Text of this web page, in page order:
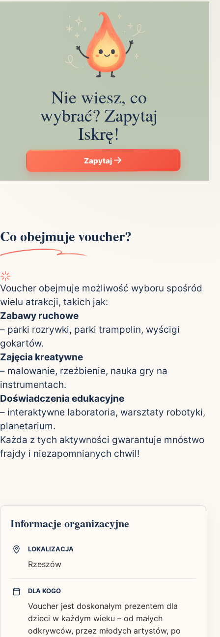
Nie wiesz, co
wybrać? Zapytaj
Iskrę!
Zapytaj
Co obejmuje voucher?
Voucher obejmuje możliwość wyboru spośród
wielu atrakcji, takich jak:
Zabawy ruchowe
– parki rozrywki, parki trampolin, wyścigi
gokartów.
Zajęcia kreatywne
– malowanie, rzeźbienie, nauka gry na
instrumentach.
Doświadczenia edukacyjne
– interaktywne laboratoria, warsztaty robotyki,
planetarium.
Każda z tych aktywności gwarantuje mnóstwo
frajdy i niezapomnianych chwil!
Informacje organizacyjne
LOKALIZACJA
Rzeszów
DLA KOGO
Voucher jest doskonałym prezentem dla
dzieci w każdym wieku – od małych
odkrywców, przez młodych artystów, po